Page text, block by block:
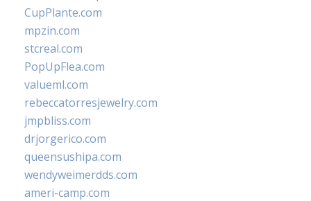
CupPlante.com
mpzin.com
stcreal.com
PopUpFlea.com
valueml.com
rebeccatorresjewelry.com
jmpbliss.com
drjorgerico.com
queensushipa.com
wendyweimerdds.com
ameri-camp.com